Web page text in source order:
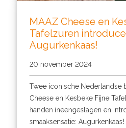
MAAZ Cheese en
Tafelzuren
Augurkenkaas!
20 november 2024
Twee iconische Nederlandse
Cheese en Kesbeke Fijne
handen ineengeslagen en
smaaksensatie: